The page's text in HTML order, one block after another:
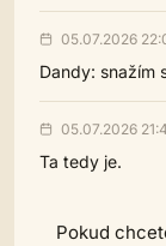
05.07.2026
Dandy: snažím
05.07.2026
Ta tedy je.
Pokud